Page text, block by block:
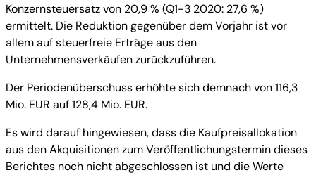
Konzernsteuersatz von 20,9 % (Q1-3 2020: 27,6 %)
ermittelt. Die Reduktion gegenüber dem Vorjahr ist vor
allem auf steuerfreie Erträge aus den
Unternehmensverkäufen zurückzuführen.
Der Periodenüberschuss erhöhte sich demnach von 116,3
Mio. EUR auf 128,4 Mio. EUR.
Es wird darauf hingewiesen, dass die Kaufpreisallokation
aus den Akquisitionen zum Veröffentlichungstermin dieses
Berichtes noch nicht abgeschlossen ist und die Werte